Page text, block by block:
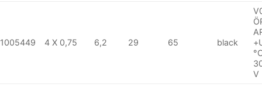
1005449 4 X 0,75 6,2 29 65 black
V